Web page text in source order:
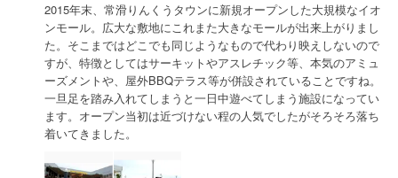
2015年末、常滑りんくうタウンに新規オープンした大規模なイオ
ンモール。広大な敷地にこれまた大きなモールが出来上がりまし
た。そこまではどこでも同じようなもので代わり映えしないので
すが、特徴としてはサーキットやアスレチック等、本気のアミュ
ーズメントや、屋外BBQテラス等が併設されていることですね。
一旦足を踏み入れてしまうと一日中遊べてしまう施設になってい
ます。オープン当初は近づけない程の人気でしたがそろそろ落ち
着いてきました。